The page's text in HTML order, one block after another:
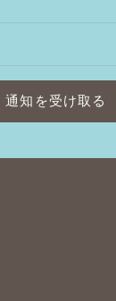
通知を受け取る